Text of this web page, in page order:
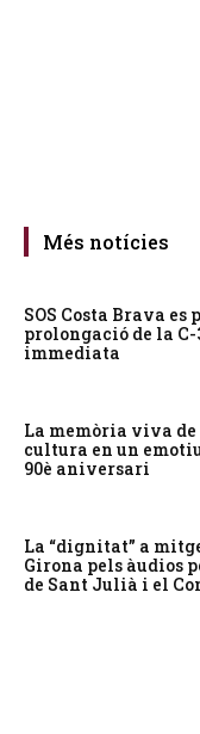
Més notícies
SOS Costa Brava
prolongació de la
immediata
La memòria viva de
cultura en un
90è aniversari
La “dignitat” a
Girona pels àudios
de Sant Julià i el